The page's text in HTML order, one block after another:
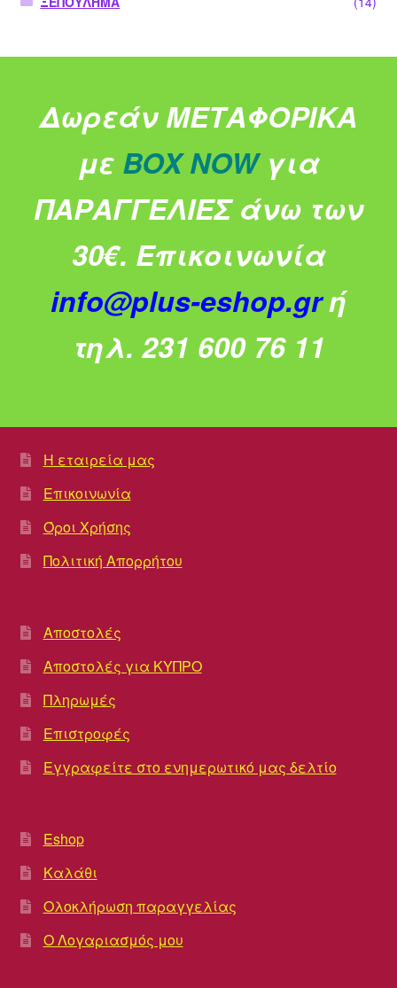
Δωρεάν ΜΕΤΑΦΟΡΙΚΑ
με BOX NOW για
ΠΑΡΑΓΓΕΛΙΕΣ άνω των
30€. Επικοινωνία
info@plus-eshop.grή
τηλ. 231 600 76 11
Η εταιρεία μας
Επικοινωνία
Όροι Χρήσης
Πολιτική Απορρήτου
Αποστολές
Αποστολές για ΚΥΠΡΟ
Πληρωμές
Επιστροφές
Εγγραφείτε στο ενημερωτικό μας δελτίο
Eshop
Καλάθι
Ολοκλήρωση παραγγελίας
Ο Λογαριασμός μου